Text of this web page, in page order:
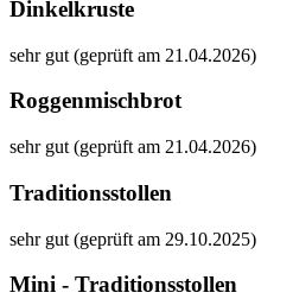
Dinkelkruste
sehr gut (geprüft am 21.04.2026)
Roggenmischbrot
sehr gut (geprüft am 21.04.2026)
Traditionsstollen
sehr gut (geprüft am 29.10.2025)
Mini - Traditionsstollen